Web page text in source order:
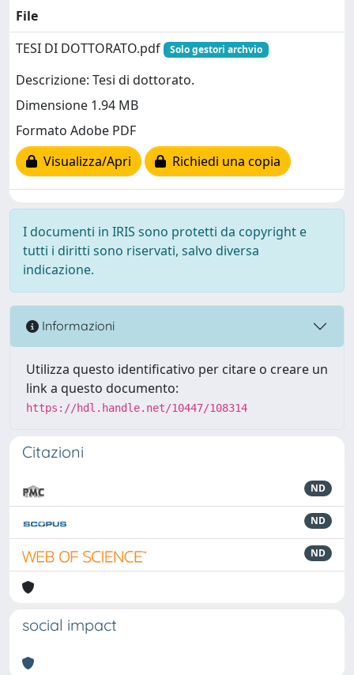
File
TESI DI DOTTORATO.pdf
Solo gestori archvio
Descrizione: Tesi di dottorato.
Dimensione 1.94 MB
Formato Adobe PDF
Visualizza/Apri
Richiedi una copia
I documenti in IRIS sono protetti da copyright e
tutti i diritti sono riservati, salvo diversa
indicazione.
Informazioni
Utilizza questo identificativo per citare o creare un
link a questo documento:
https://hdl.handle.net/10447/108314
Citazioni
ND
ND
ND
social impact